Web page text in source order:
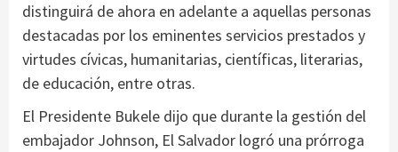
distinguirá de ahora en adelante a aquellas personas
destacadas por los eminentes servicios prestados y
virtudes cívicas, humanitarias, científicas, literarias,
de educación, entre otras.
El Presidente Bukele dijo que durante la gestión del
embajador Johnson, El Salvador logró una prórroga